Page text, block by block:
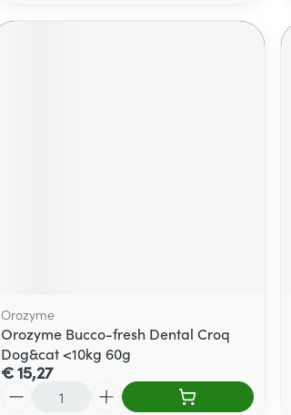
Orozyme
Orozyme Bucco-fresh Dental Croq
Dog&cat <10kg 60g
€ 15,27